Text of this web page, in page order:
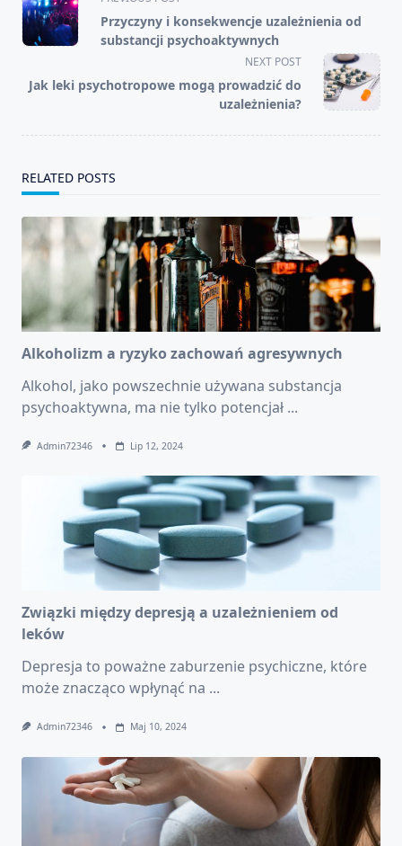
class="nav-
subtitle
reader-
Przyczyny i konsekwencje uzależnienia od
substancji psychoaktywnych
NEXT POST
Jak leki psychotropowe mogą prowadzić do
uzależnienia?
RELATED POSTS
Alkoholizm a ryzyko zachowań agresywnych
Alkohol, jako powszechnie używana substancja
psychoaktywna, ma nie tylko potencjał ...
Admin72346 Lip 12, 2024
Związki między depresją a uzależnieniem od
leków
Depresja to poważne zaburzenie psychiczne, które
może znacząco wpłynąć na ...
Admin72346 Maj 10, 2024